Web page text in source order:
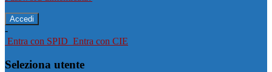
-
Entra con SPID Entra con CIE
Seleziona utente